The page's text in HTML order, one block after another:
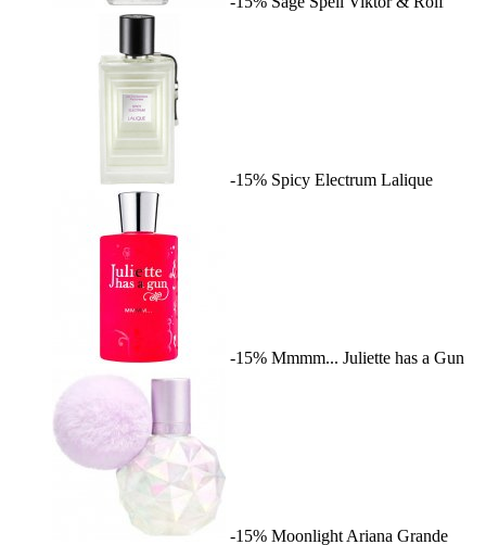
-15% Spicy Electrum Lalique
-15% Mmmm... Juliette has a Gun
-15% Moonlight Ariana Grande